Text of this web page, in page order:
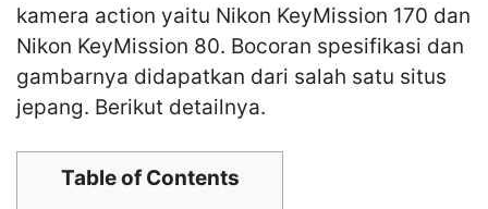
kamera action yaitu Nikon KeyMission 170 dan
Nikon KeyMission 80. Bocoran spesifikasi dan
gambarnya didapatkan dari salah satu situs
jepang. Berikut detailnya.
Table of Contents